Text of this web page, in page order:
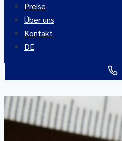
Preise
Über uns
Kontakt
DE